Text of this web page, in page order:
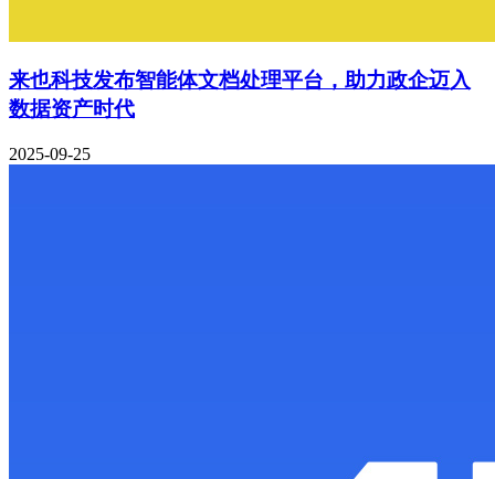
来也科技发布智能体文档处理平台，助力政企迈入
数据资产时代
2025-09-25